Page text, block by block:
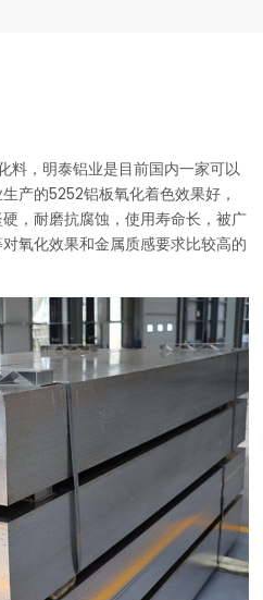
料，明泰铝业是目前国内一家可以
产的5252铝板氧化着色效果好，
，耐磨抗腐蚀，使用寿命长，被广
氧化效果和金属质感要求比较高的